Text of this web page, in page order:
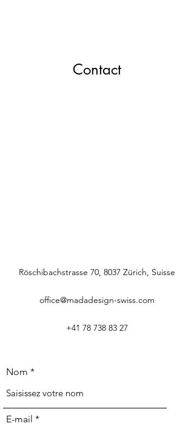
Contact
Röschibachstrasse 70, 8037 Zürich, Suisse
office@madadesign-swiss.com
+41 78 738 83 27
Nom
E-mail